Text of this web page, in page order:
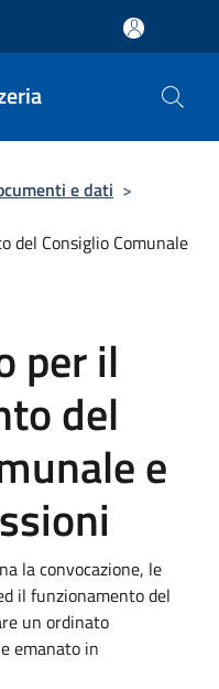
e dati >
del Consiglio Comunale
per il
del
e
la convocazione, le
il funzionamento del
un ordinato
emanato in